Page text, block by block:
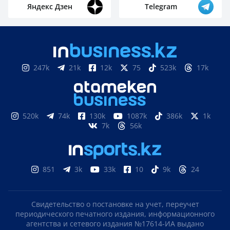
Яндекс Дзен Telegram
247k 21k 12k 75 523k 17k
520k 74k 130k 1087k 386k
1k
7k
56k
851 3k 33k 10 9k 24
Свидетельство о постановке на учет, переучет
периодического печатного издания, информационного
агентства и сетевого издания №17614-ИА выдано